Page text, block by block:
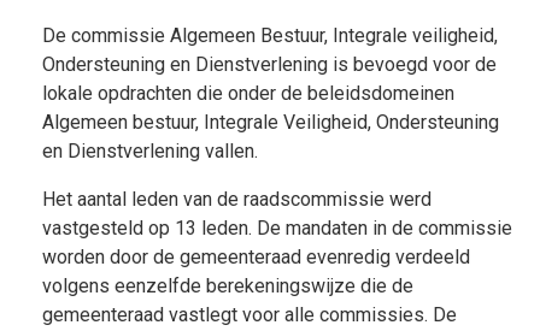
De commissie Algemeen Bestuur, Integrale veiligheid,
Ondersteuning en Dienstverlening is bevoegd voor de
lokale opdrachten die onder de beleidsdomeinen
Algemeen bestuur, Integrale Veiligheid, Ondersteuning
en Dienstverlening vallen.
Het aantal leden van de raadscommissie werd
vastgesteld op 13 leden. De mandaten in de commissie
worden door de gemeenteraad evenredig verdeeld
volgens eenzelfde berekeningswijze die de
gemeenteraad vastlegt voor alle commissies. De